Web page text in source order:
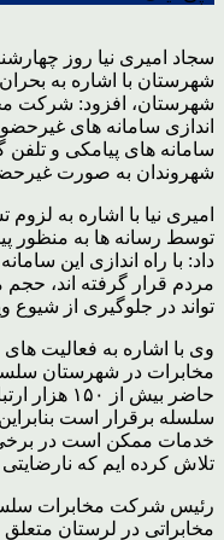
سجاد امیری نیا روز
شهرستان با اشاره به
شهرستان، افزود: شرکت
شهروندان به صورت
امیری نیا با اشاره به
توسط رسانه ها به منظور
داد: با راه اندازی این
مردم قرار گرفته اند،
تواند در جلوگیری از شیوع
وی با اشاره به فعالیت
مخابرات در شهرستان
حاضر بیش
سلسله برقرار است
خدمات ممکن است در برخی
تلاش کرده ایم که
رئیس شرکت مخابرات سلسله
مخابراتی در لرستان